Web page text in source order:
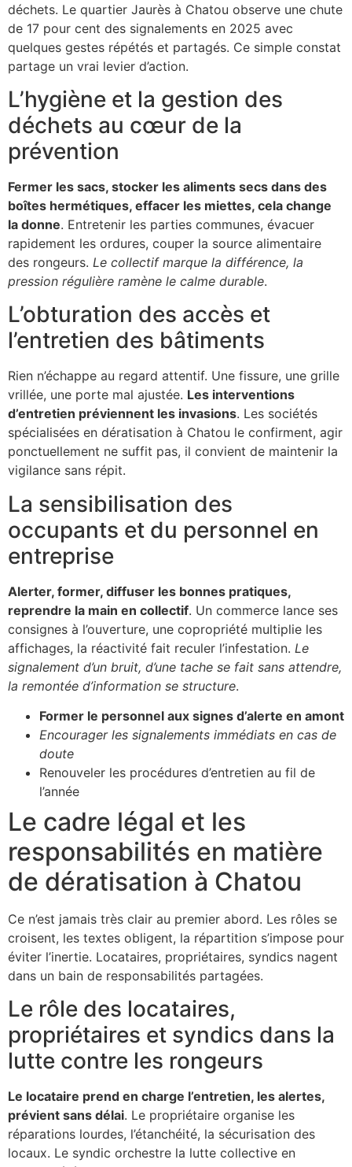
déchets. Le quartier Jaurès à Chatou observe une chute
de 17 pour cent des signalements en 2025 avec
quelques gestes répétés et partagés. Ce simple constat
partage un vrai levier d’action.
L’hygiène et la gestion des
déchets au cœur de la
prévention
Fermer les sacs, stocker les aliments secs dans des
boîtes hermétiques, effacer les miettes, cela change
la donne. Entretenir les parties communes, évacuer
rapidement les ordures, couper la source alimentaire
des rongeurs. Le collectif marque la différence, la
pression régulière ramène le calme durable.
L’obturation des accès et
l’entretien des bâtiments
Rien n’échappe au regard attentif. Une fissure, une grille
vrillée, une porte mal ajustée. Les interventions
d’entretien préviennent les invasions. Les sociétés
spécialisées en dératisation à Chatou le confirment, agir
ponctuellement ne suffit pas, il convient de maintenir la
vigilance sans répit.
La sensibilisation des
occupants et du personnel en
entreprise
Alerter, former, diffuser les bonnes pratiques,
reprendre la main en collectif. Un commerce lance ses
consignes à l’ouverture, une copropriété multiplie les
affichages, la réactivité fait reculer l’infestation. Le
signalement d’un bruit, d’une tache se fait sans attendre,
la remontée d’information se structure.
Former le personnel aux signes d’alerte en amont
Encourager les signalements immédiats en cas de
doute
Renouveler les procédures d’entretien au fil de
l’année
Le cadre légal et les
responsabilités en matière
de dératisation à Chatou
Ce n’est jamais très clair au premier abord. Les rôles se
croisent, les textes obligent, la répartition s’impose pour
éviter l’inertie. Locataires, propriétaires, syndics nagent
dans un bain de responsabilités partagées.
Le rôle des locataires,
propriétaires et syndics dans la
lutte contre les rongeurs
Le locataire prend en charge l’entretien, les alertes,
prévient sans délai. Le propriétaire organise les
réparations lourdes, l’étanchéité, la sécurisation des
locaux. Le syndic orchestre la lutte collective en